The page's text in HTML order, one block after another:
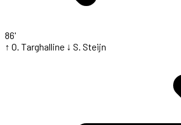
86'
↑ O. Targhalline ↓ S. Steijn